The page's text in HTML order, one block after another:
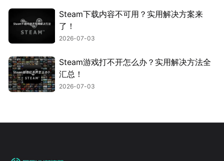
Steam下载内容不可用？实用解决方案来
了！
2026-07-03
Steam游戏打不开怎么办？实用解决方法全
汇总！
2026-07-03